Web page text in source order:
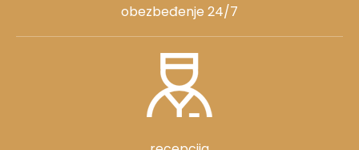
obezbeđenje 24/7